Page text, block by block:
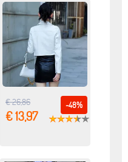
-48%
€ 26,86
€ 13,97